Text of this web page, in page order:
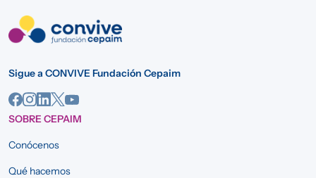
Sigue a CONVIVE Fundación Cepaim
SOBRE CEPAIM
Conócenos
Qué hacemos